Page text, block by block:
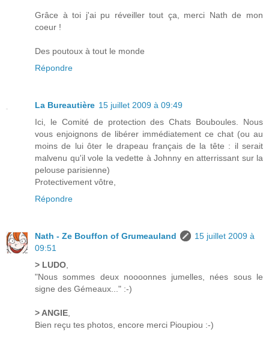
Grâce à toi j'ai pu réveiller tout ça, merci Nath de mon
coeur !
Des poutoux à tout le monde
Répondre
La Bureautière 15 juillet 2009 à 09:49
Ici, le Comité de protection des Chats Bouboules. Nous
vous enjoignons de libérer immédiatement ce chat (ou au
moins de lui ôter le drapeau français de la tête : il serait
malvenu qu'il vole la vedette à Johnny en atterrissant sur la
pelouse parisienne)
Protectivement vôtre,
Répondre
Nath - Ze Bouffon of Grumeauland
15 juillet 2009 à
09:51
> LUDO,
"Nous sommes deux noooonnes jumelles, nées sous le
signe des Gémeaux..." :-)
> ANGIE,
Bien reçu tes photos, encore merci Pioupiou :-)